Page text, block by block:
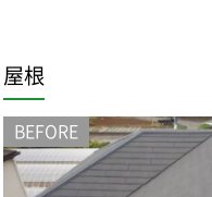
屋根
BEFORE